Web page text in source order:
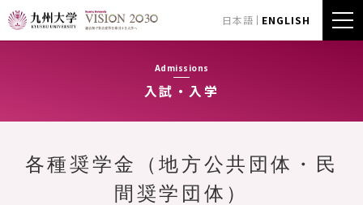
日本語 ENGLISH
Admissions
入試・入学
各種奨学金（地方公共団体・民
間奨学団体）